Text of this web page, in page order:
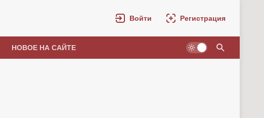
Войти Регистрация
НОВОЕ НА САЙТЕ